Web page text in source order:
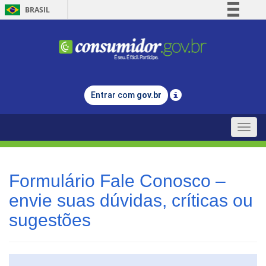
BRASIL
Comunica BR
Legislação
Entrar com gov.br
Toggle
Formulário Fale Conosco –
envie suas dúvidas, críticas ou
sugestões